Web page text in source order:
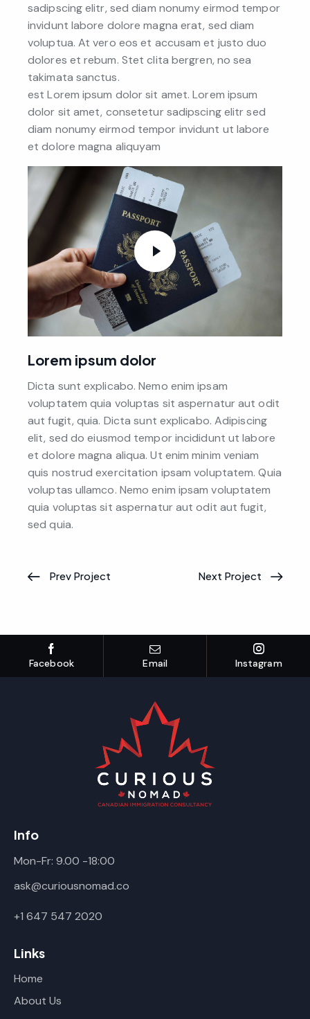
sadipscing elitr, sed diam nonumy eirmod tempor
invidunt labore dolore magna erat, sed diam
voluptua. At vero eos et accusam et justo duo
dolores et rebum. Stet clita bergren, no sea
takimata sanctus.
est Lorem ipsum dolor sit amet. Lorem ipsum
dolor sit amet, consetetur sadipscing elitr sed
diam nonumy eirmod tempor invidunt ut labore
et dolore magna aliquyam
Lorem ipsum dolor
Dicta sunt explicabo. Nemo enim ipsam
voluptatem quia voluptas sit aspernatur aut odit
aut fugit, quia. Dicta sunt explicabo. Adipiscing
elit, sed do eiusmod tempor incididunt ut labore
et dolore magna aliqua. Ut enim minim veniam
quis nostrud exercitation ipsam voluptatem. Quia
voluptas ullamco. Nemo enim ipsam voluptatem
quia voluptas sit aspernatur aut odit aut fugit,
sed quia.
Prev Project Next Project
Facebook Email Instagram
Info
Mon-Fr: 9.00 -18:00
ask@curiousnomad.co
+1 647 547 2020
Links
Home
About Us